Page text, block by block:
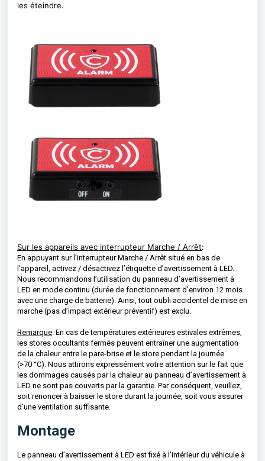
les éteindre.
Sur les appareils avec interrupteur Marche / Arrêt:
En appuyant sur l’interrupteur Marche / Arrêt situé en bas de
l’appareil, activez / désactivez l’étiquette d’avertissement à LED.
Nous recommandons l’utilisation du panneau d’avertissement à
LED en mode continu (durée de fonctionnement d’environ 12 mois
avec une charge de batterie). Ainsi, tout oubli accidentel de mise en
marche (pas d’impact extérieur préventif) est exclu.
Remarque: En cas de températures extérieures estivales extrêmes,
les stores occultants fermés peuvent entraîner une augmentation
de la chaleur entre le pare-brise et le store pendant la journée
(>70 °C). Nous attirons expressément votre attention sur le fait que
les dommages causés par la chaleur au panneau d’avertissement à
LED ne sont pas couverts par la garantie. Par conséquent, veuillez,
soit renoncer à baisser le store durant la journée, soit vous assurer
d’une ventilation suffisante.
Montage
Le panneau d’avertissement à LED est fixé à l’intérieur du véhicule à